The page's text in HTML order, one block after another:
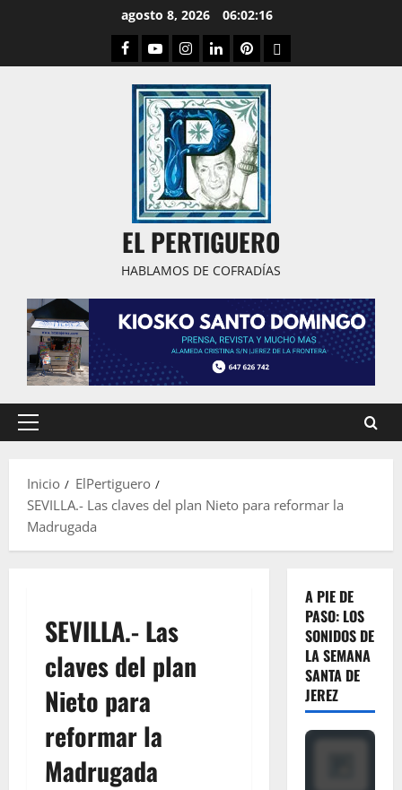
agosto 8, 2026 06:02:17
Facebook
YoutubeInstagram
LinkedPinterestDribbble
EL PERTIGUERO
HABLAMOS DE COFRADÍAS
Menú
Inicio
ElPertiguero
SEVILLA.- Las claves del plan Nieto para reformar la
Madrugada
SEVILLA.- Las
claves del plan
Nieto para
reformar la
Madrugada
A PIE DE
PASO: LOS
SONIDOS DE
LA SEMANA
SANTA DE
JEREZ